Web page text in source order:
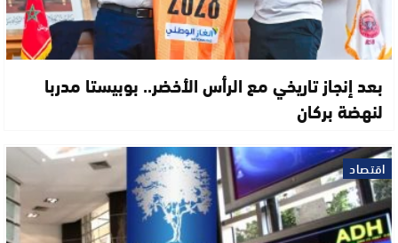
بعد إنجاز تاريخي مع الرأس الأخضر.. بوبيستا مدربا
لنهضة بركان
اقتصاد